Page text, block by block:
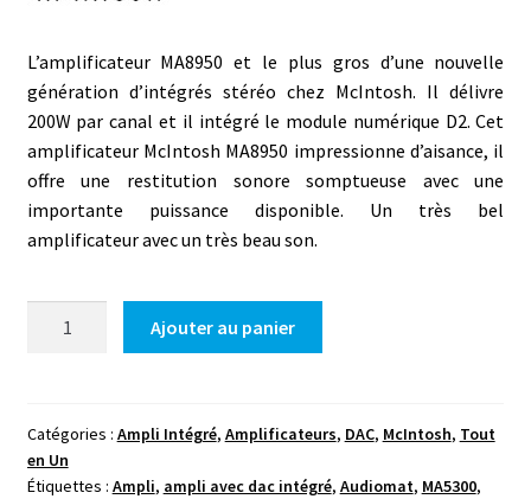
L’amplificateur MA8950 et le plus gros d’une nouvelle
génération d’intégrés stéréo chez McIntosh. Il délivre
200W par canal et il intégré le module numérique D2. Cet
amplificateur McIntosh MA8950 impressionne d’aisance, il
offre une restitution sonore somptueuse avec une
importante puissance disponible. Un très bel
amplificateur avec un très beau son.
MA8950
Ajouter au panier
Catégories : Ampli Intégré, Amplificateurs, DAC, McIntosh, Tout
en Un
Étiquettes : Ampli, ampli avec dac intégré, Audiomat, MA5300,